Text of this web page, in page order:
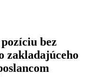
bez
zakladajúceho